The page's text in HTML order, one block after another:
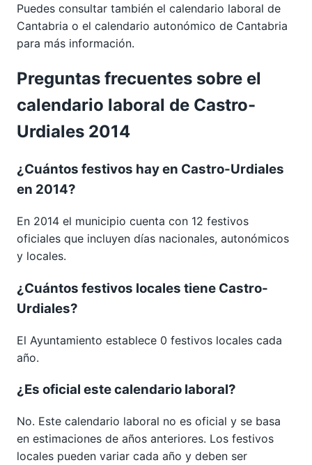
Puedes consultar también el calendario laboral de
Cantabria o el calendario autonómico de Cantabria
para más información.
Preguntas frecuentes sobre el
calendario laboral de Castro-
Urdiales 2014
¿Cuántos festivos hay en Castro-Urdiales
en 2014?
En 2014 el municipio cuenta con 12 festivos
oficiales que incluyen días nacionales, autonómicos
y locales.
¿Cuántos festivos locales tiene Castro-
Urdiales?
El Ayuntamiento establece 0 festivos locales cada
año.
¿Es oficial este calendario laboral?
No. Este calendario laboral no es oficial y se basa
en estimaciones de años anteriores. Los festivos
locales pueden variar cada año y deben ser